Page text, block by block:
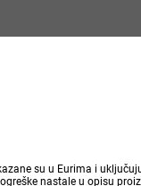
su u Eurima i
nastale u opisu